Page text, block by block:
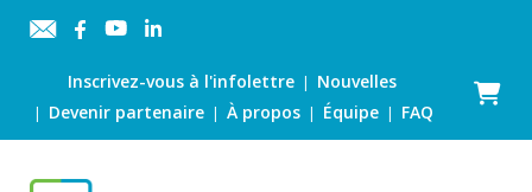
Inscrivez-vous à l'infolettre| Nouvelles
| Devenir partenaire |À propos | Équipe | FAQ
Panier